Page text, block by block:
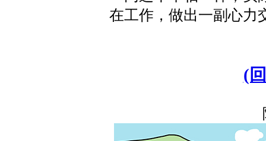
在工作，做出一副心力
(